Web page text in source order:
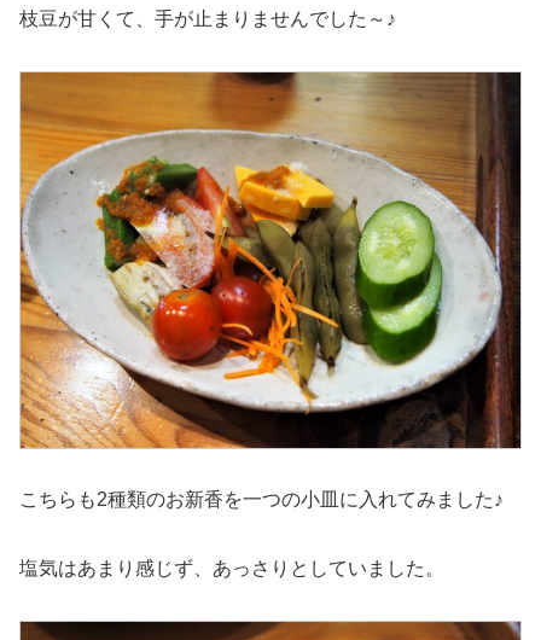
枝豆が甘くて、手が止まりませんでした～♪
こちらも2種類のお新香を一つの小皿に入れてみました♪
塩気はあまり感じず、あっさりとしていました。